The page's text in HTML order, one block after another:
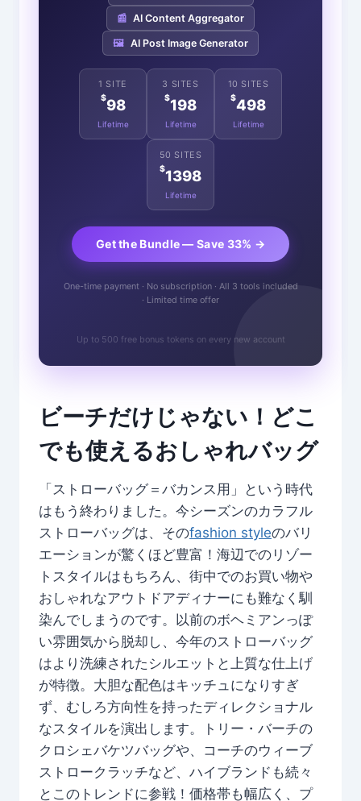
📰 AI Content Aggregator
🖼️ AI Post Image Generator
1 SITE
$98
Lifetime
3 SITES
$198
Lifetime
10 SITES
$498
Lifetime
50 SITES
$1398
Lifetime
Get the Bundle — Save 33% →
One-time payment · No subscription · All 3 tools included
· Limited time offer
Up to 500 free bonus tokens on every new account
ビーチだけじゃない！どこ
でも使えるおしゃれバッグ
「ストローバッグ＝バカンス用」という時代
はもう終わりました。今シーズンのカラフル
ストローバッグは、そのfashion styleのバリ
エーションが驚くほど豊富！海辺でのリゾー
トスタイルはもちろん、街中でのお買い物や
おしゃれなアウトドアディナーにも難なく馴
染んでしまうのです。以前のボヘミアンっぽ
い雰囲気から脱却し、今年のストローバッグ
はより洗練されたシルエットと上質な仕上げ
が特徴。大胆な配色はキッチュになりすぎ
ず、むしろ方向性を持ったディレクショナル
なスタイルを演出します。トリー・バーチの
クロシェバケツバッグや、コーチのウィーブ
ストロークラッチなど、ハイブランドも続々
とこのトレンドに参戦！価格帯も幅広く、プ